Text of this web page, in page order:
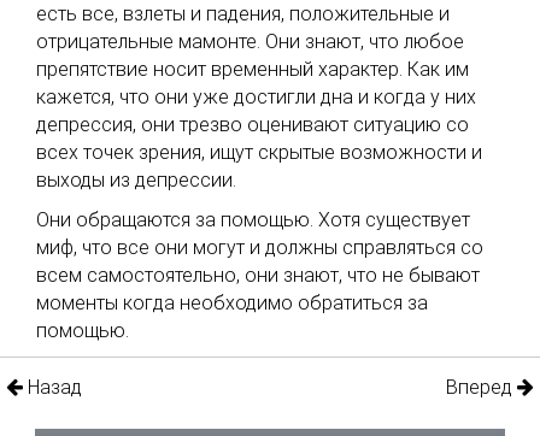
есть все, взлеты и падения, положительные и
отрицательные мамонте. Они знают, что любое
препятствие носит временный характер. Как им
кажется, что они уже достигли дна и когда у них
депрессия, они трезво оценивают ситуацию со
всех точек зрения, ищут скрытые возможности и
выходы из депрессии.
Они обращаются за помощью. Хотя существует
миф, что все они могут и должны справляться со
всем самостоятельно, они знают, что не бывают
моменты когда необходимо обратиться за
помощью.
Назад Вперед